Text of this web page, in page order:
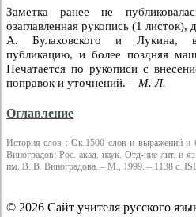
Заметка ранее не
озаглавленная рукопись (1
А. Булаховского и Лукина,
публикацию, и более поздняя
Печатается по рукописи с
поправок и уточнений. – М. Л.
Оглавление
История слов : Ок.1500 слов и выражений и
Виноградов; Рос. акад. наук. Отд-ние лит. и
им. В. В. Виноградова. – М., 1999. – 1138 с.
© 2026 Сайт учителя русского